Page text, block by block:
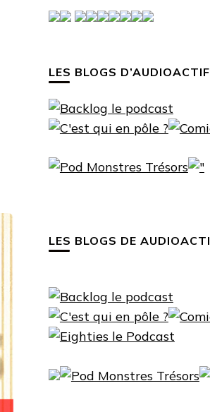
LES BLOGS D’AUDIOACTIF
LES BLOGS DE